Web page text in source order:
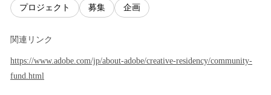
プロジェクト 募集 企画
関連リンク
https://www.adobe.com/jp/about-adobe/creative-residency/community-
fund.html